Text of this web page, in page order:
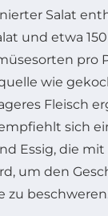
Salat
und etwa
pro
wie
Fleisch
sich
Essig, die
um den
zu